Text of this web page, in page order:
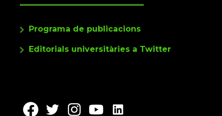
Programa de publicacions
Editorials universitàries a Twitter